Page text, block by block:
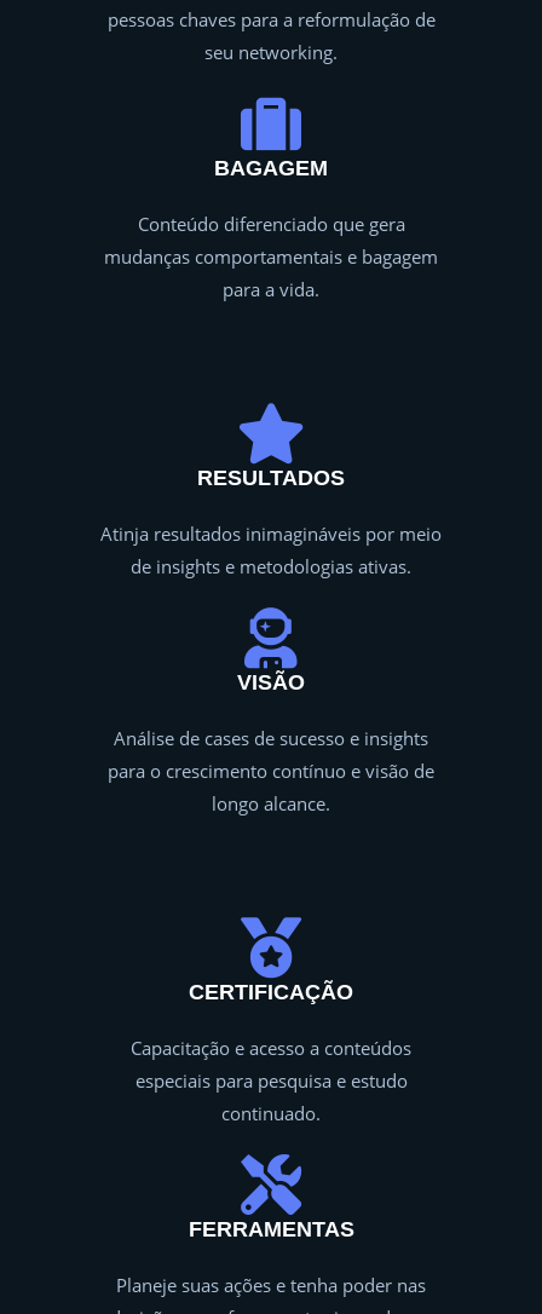
pessoas chaves para a reformulação de
seu networking.
BAGAGEM
Conteúdo diferenciado que gera
mudanças comportamentais e bagagem
para a vida.
RESULTADOS
Atinja resultados inimagináveis por meio
de insights e metodologias ativas.
VISÃO
Análise de cases de sucesso e insights
para o crescimento contínuo e visão de
longo alcance.
CERTIFICAÇÃO
Capacitação e acesso a conteúdos
especiais para pesquisa e estudo
continuado.
FERRAMENTAS
Planeje suas ações e tenha poder nas